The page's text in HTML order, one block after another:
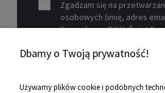
Zgadzam się na
osobowych (imię, adres
Sprzedawcę P.H.U. Świat
19-26-977 w celu
Dbamy o Twoją prywatność!
Używamy plików cookie i podobnych